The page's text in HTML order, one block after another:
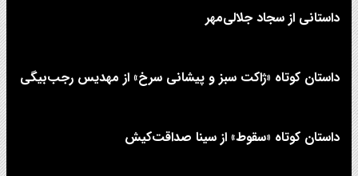
داستانی از سجاد جلالی‌مهر
داستان کوتاه «ژاکت سبز و پیشانی سرخ» از مهدیس رجب‌بیگی
داستان کوتاه «سقوط» از سینا صداقت‌کیش